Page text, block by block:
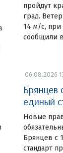
пройдут
град.
14 м/с, при
сообщили
06.08.2026
Брянцев
единый
Новые
Брянцев с
стандарт